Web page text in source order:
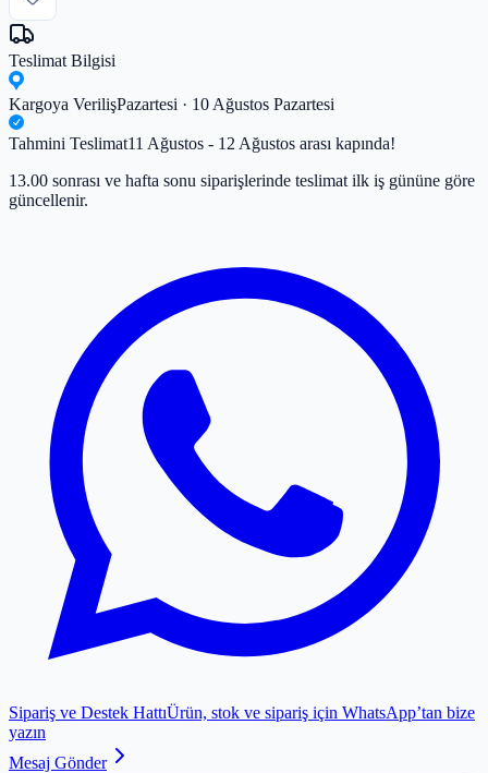
Teslimat Bilgisi
Kargoya VerilişPazartesi · 10 Ağustos Pazartesi
Tahmini Teslimat11 Ağustos - 12 Ağustos arası kapında!
13.00 sonrası ve hafta sonu siparişlerinde teslimat ilk iş gününe göre
güncellenir.
Sipariş ve Destek HattıÜrün, stok ve sipariş için WhatsApp’tan bize
yazın
Mesaj Gönder